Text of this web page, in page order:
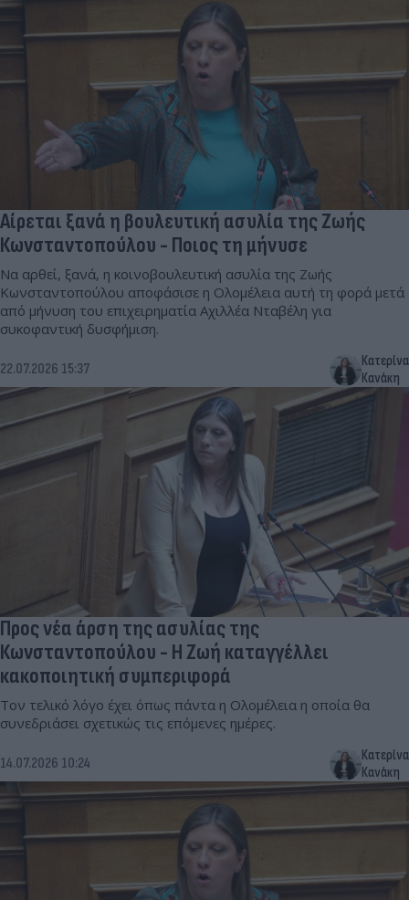
Αίρεται ξανά η βουλευτική ασυλία της Ζωής
Κωνσταντοπούλου - Ποιος τη μήνυσε
Να αρθεί, ξανά, η κοινοβουλευτική ασυλία της Ζωής
Κωνσταντοπούλου αποφάσισε η Ολομέλεια αυτή τη φορά μετά
από μήνυση του επιχειρηματία Αχιλλέα Νταβέλη για
συκοφαντική δυσφήμιση.
22.07.2026 15:37
Κατερίνα
Κανάκη
Προς νέα άρση της ασυλίας της
Κωνσταντοπούλου - Η Ζωή καταγγέλλει
κακοποιητική συμπεριφορά
Τον τελικό λόγο έχει όπως πάντα η Ολομέλεια η οποία θα
συνεδριάσει σχετικώς τις επόμενες ημέρες.
14.07.2026 10:24
Κατερίνα
Κανάκη